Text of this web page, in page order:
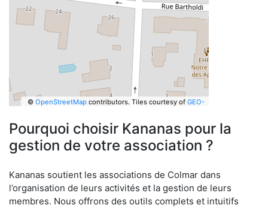
© OpenStreetMapcontributors. Tiles courtesy of GEO-
Pourquoi choisir Kananas pour la
gestion de votre association ?
Kananas soutient les associations de Colmar dans
l’organisation de leurs activités et la gestion de leurs
membres. Nous offrons des outils complets et intuitifs